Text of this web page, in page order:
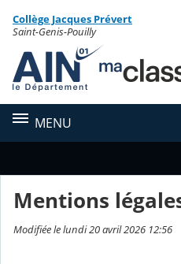
Contenu
Collège Jacques Prévert
Saint-Genis-Pouilly
MENU
Mentions
Modifiée le lundi 20 avril 2026 12:56